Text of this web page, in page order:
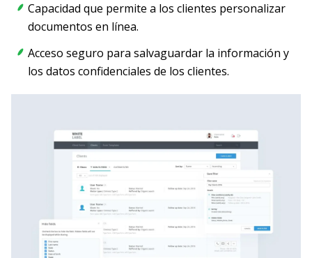
Capacidad que permite a los clientes personalizar
documentos en línea.
Acceso seguro para salvaguardar la información y
los datos confidenciales de los clientes.